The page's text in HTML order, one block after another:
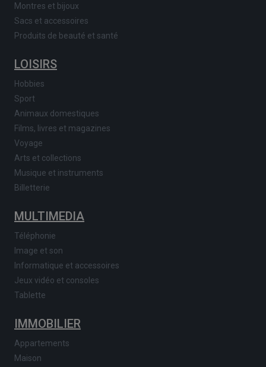
Montres et bijoux
Sacs et accessoires
Produits de beauté et santé
LOISIRS
Hobbies
Sport
Animaux domestiques
Films, livres et magazines
Voyage
Arts et collections
Musique et instruments
Billetterie
MULTIMEDIA
Téléphonie
Image et son
Informatique et accessoires
Jeux vidéo et consoles
Tablette
IMMOBILIER
Appartements
Maison